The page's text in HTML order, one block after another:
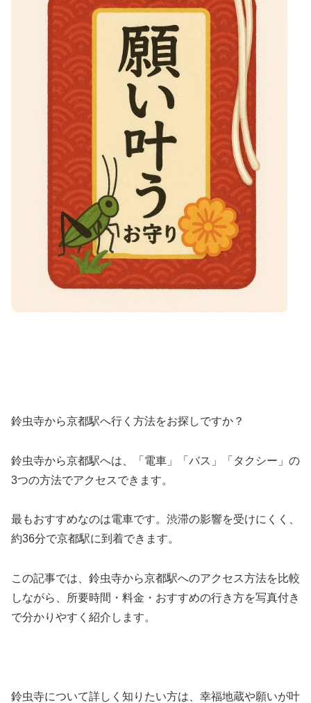
鈴虫寺から京都駅へ行く方法をお探しですか？
鈴虫寺から京都駅へは、「電車」「バス」「タクシー」の
3つの方法でアクセスできます。
最もおすすめなのは電車です。渋滞の影響を受けにくく、
約36分で京都駅に到着できます。
この記事では、鈴虫寺から京都駅へのアクセス方法を比較
しながら、所要時間・料金・おすすめの行き方を写真付き
で分かりやすく紹介します。
鈴虫寺について詳しく知りたい方は、幸福地蔵や願いが叶